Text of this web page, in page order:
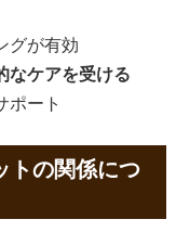
グが有効
なケアを受ける
ート
トの関係につ